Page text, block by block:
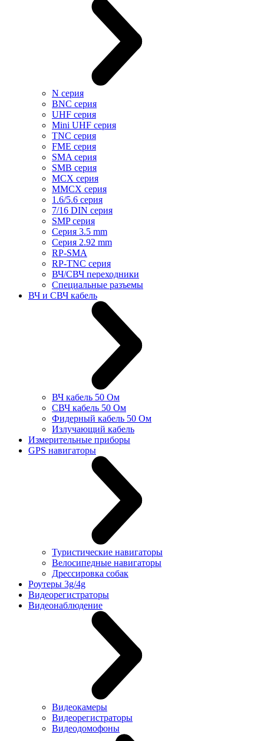
N серия
BNC серия
UHF серия
Mini UHF серия
TNC серия
FME серия
SMA серия
SMB серия
MCX серия
MMCX серия
1.6/5.6 серия
7/16 DIN серия
SMP серия
Cерия 3.5 mm
Серия 2.92 mm
RP-SMA
RP-TNC серия
ВЧ/СВЧ переходники
Специальные разъемы
ВЧ и СВЧ кабель
ВЧ кабель 50 Ом
СВЧ кабель 50 Ом
Фидерный кабель 50 Ом
Излучающий кабель
Измерительные приборы
GPS навигаторы
Туристические навигаторы
Велосипедные навигаторы
Дрессировка собак
Роутеры 3g/4g
Видеорегистраторы
Видеонаблюдение
Видеокамеры
Видеорегистраторы
Видеодомофоны